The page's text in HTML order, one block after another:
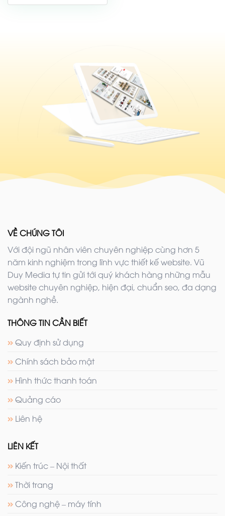
VỀ CHÚNG TÔI
Với đội ngũ nhân viên chuyên nghiệp cùng hơn 5
năm kinh nghiệm trong lĩnh vực thiết kế website. Vũ
Duy Media tự tin gửi tới quý khách hàng những mẫu
website chuyên nghiệp, hiện đại, chuẩn seo, đa dạng
ngành nghề.
THÔNG TIN CẦN BIẾT
Quy định sử dụng
Chính sách bảo mật
Hình thức thanh toán
Quảng cáo
Liên hệ
LIÊN KẾT
Kiến trúc – Nội thất
Thời trang
Công nghệ – máy tính